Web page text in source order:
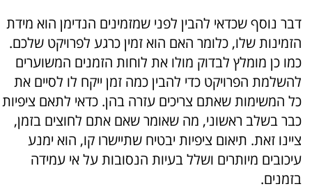
דבר נוסף שכדאי להבין לפני שמזמינים הנדימן הוא מידת
הזמינות שלו, כלומר האם הוא זמין כרגע לפרויקט שלכם.
כמו כן מומלץ לבדוק מולו את לוחות הזמנים המשוערים
להשלמת הפרויקט כדי להבין כמה זמן ייקח לו לסיים את
כל המשימות שאתם צריכים עזרה בהן. כדאי לתאם ציפיות
כבר בשלב ראשוני, מה שאומר שאם אתם לחוצים בזמן,
ציינו זאת. תיאום ציפיות יבטיח שתיישרו קו, הוא ימנע
עיכובים מיותרים ושלל בעיות הנסובות על אי עמידה
בזמנים.